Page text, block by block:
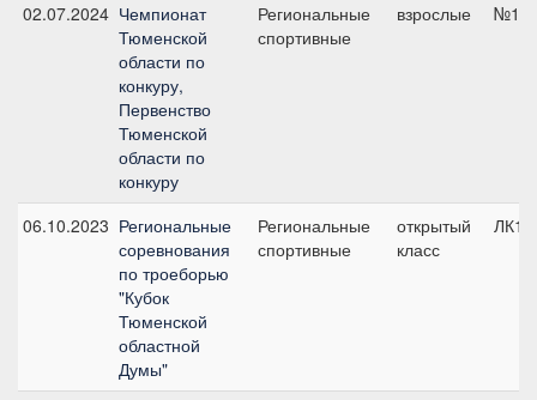
02.07.2024 Чемпионат
Тюменской
области по
конкуру,
Первенство
Тюменской
области по
конкуру
Региональные
спортивные
взрослые №1,
06.10.2023 Региональные
соревнования
по троеборью
"Кубок
Тюменской
областной
Думы"
Региональные
спортивные
открытый
класс